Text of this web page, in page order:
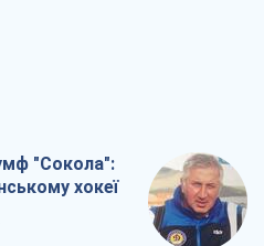
"Сокола":
хокеї